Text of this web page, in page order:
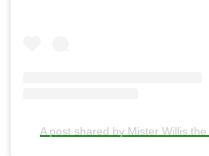
A post shared by Mister Willis